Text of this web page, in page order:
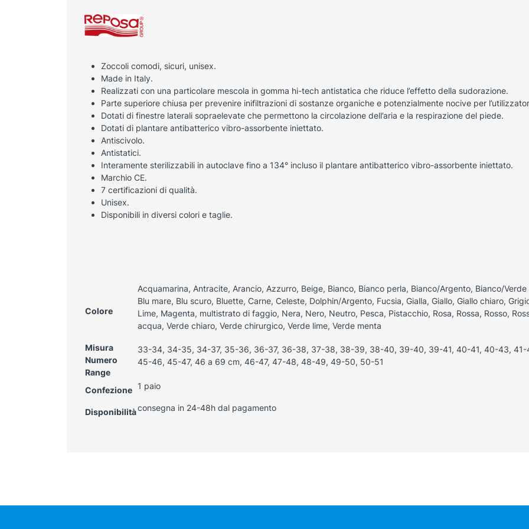
Zoccoli comodi, sicuri, unisex.
Made in Italy.
Realizzati con una particolare mescola in gomma hi-tech antistatica che riduce l’effetto della sudorazione.
Parte superiore chiusa per prevenire inifiltrazioni di sostanze organiche e potenzialmente nocive per
Dotati di finestre laterali sopraelevate che permettono la circolazione dell’aria e la respirazione del piede.
Dotati di plantare antibatterico vibro-assorbente iniettato.
Antiscivolo.
Antistatici.
Interamente sterilizzabili in autoclave fino a 134° incluso il plantare antibatterico vibro-assorbente iniettato.
Marchio CE.
7 certificazioni di qualità.
Unisex.
Disponibili in diversi colori e taglie.
Colore
Acquamarina, Antracite, Arancio, Azzurro, Beige, Bianco, Bianco perla, Bianco/Argento, Bianco/
Blu mare, Blu scuro, Bluette, Carne, Celeste, Dolphin/Argento, Fucsia, Gialla, Giallo, Giallo chiaro,
Lime, Magenta, multistrato di faggio, Nera, Nero, Neutro, Pesca, Pistacchio, Rosa, Rossa, Rosso,
acqua, Verde chiaro, Verde chirurgico, Verde lime, Verde menta
Misura
Numero
Range
33-34, 34-35, 34-37, 35-36, 36-37, 36-38, 37-38, 38-39, 38-40, 39-40, 39-41, 40-41, 40-43,
45-46, 45-47, 46 a 69 cm, 46-47, 47-48, 48-49, 49-50, 50-51
Confezione 1 paio
Disponibilitàconsegna in 24-48h dal pagamento